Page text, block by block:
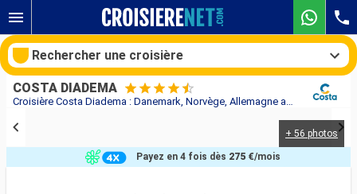
Croisière Costa Diadema : Danemark, Norvège, Allemagne au départ de Copenhague
COSTA DIADEMA
+ 56 photos
Payez en 4 fois dès 275 €/mois
Rechercher une croisière